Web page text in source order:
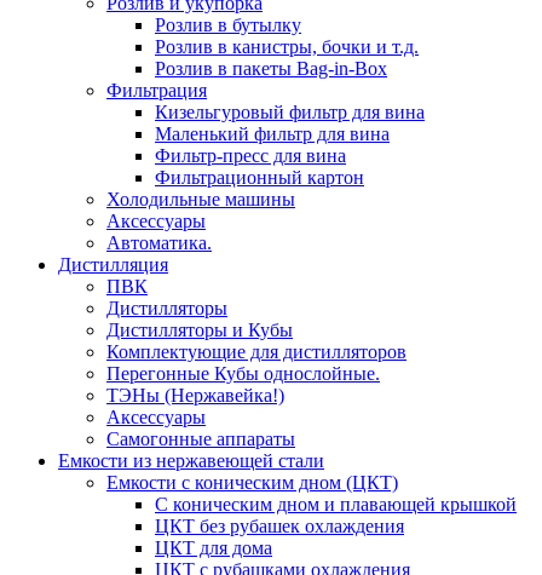
Розлив в бутылку
Розлив в канистры, бочки и т.д.
Розлив в пакеты Bag-in-Box
Фильтрация
Кизельгуровый фильтр для вина
Маленький фильтр для вина
Фильтр-пресс для вина
Фильтрационный картон
Холодильные машины
Аксессуары
Автоматика.
Дистилляция
ПВК
Дистилляторы
Дистилляторы и Кубы
Комплектующие для дистилляторов
Перегонные Кубы однослойные.
ТЭНы (Нержавейка!)
Аксессуары
Самогонные аппараты
Емкости из нержавеющей стали
Емкости с коническим дном (ЦКТ)
С коническим дном и плавающей крышкой
ЦКТ без рубашек охлаждения
ЦКТ для дома
ЦКТ с рубашками охлаждения